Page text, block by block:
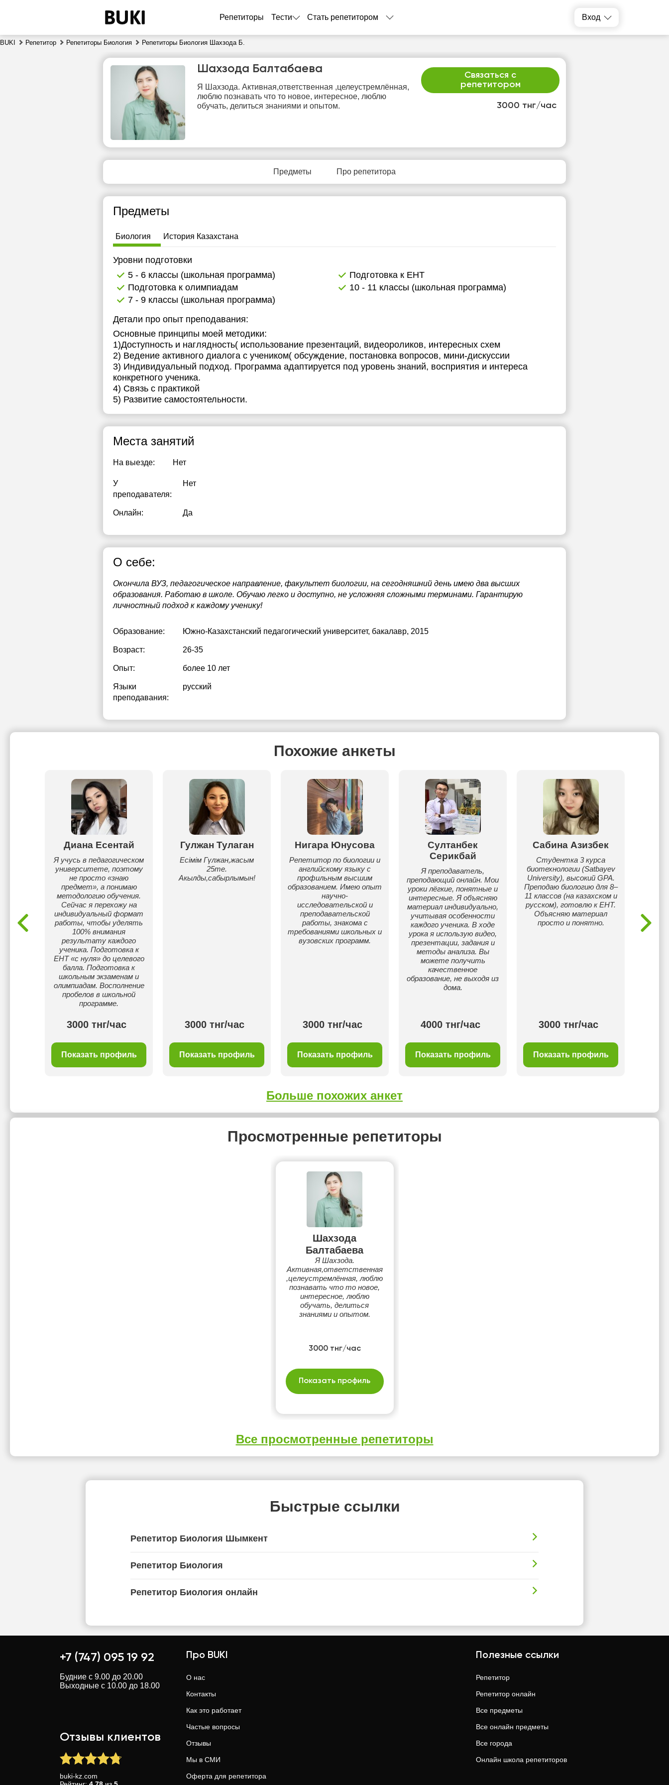
Репетиторы Тести Стать репетитором Вход
BUKI Репетитор Репетиторы Биология Репетиторы Биология Шахзода Б.
3000 тнг/час
Связаться с
репетитором
Шахзода Балтабаева
Я Шахзода. Активная,ответственная ,целеустремлённая,
люблю познавать что то новое, интересное, люблю
обучать, делиться знаниями и опытом.
Предметы Про репетитора
Предметы
Биология История Казахстана
Уровни подготовки
5 - 6 классы (школьная программа)
Подготовка к ЕНТ
Подготовка к олимпиадам
10 - 11 классы (школьная программа)
7 - 9 классы (школьная программа)
Детали про опыт преподавания:
Основные принципы моей методики:
1)Доступность и наглядность( использование презентаций, видеороликов, интересных схем
2) Ведение активного диалога с учеником( обсуждение, постановка вопросов, мини-дискуссии
3) Индивидуальный подход. Программа адаптируется под уровень знаний, восприятия и интереса
конкретного ученика.
4) Связь с практикой
5) Развитие самостоятельности.
Места занятий
На выезде: Нет
У
преподавателя:
Нет
Онлайн: Да
О себе:
Окончила ВУЗ, педагогическое направление, факультет биологии, на сегодняшний день имею два высших
образования. Работаю в школе. Обучаю легко и доступно, не усложняя сложными терминами. Гарантирую
личностный подход к каждому ученику!
Образование: Южно-Казахстанский педагогический университет, бакалавр, 2015
Возраст: 26-35
Опыт: более 10 лет
Языки
преподавания:
русский
Похожие анкеты
Диана Есентай
Я учусь в педагогическом
университете, поэтому
не просто «знаю
предмет», а понимаю
методологию обучения.
Сейчас я перехожу на
индивидуальный формат
работы, чтобы уделять
100% внимания
результату каждого
ученика. Подготовка к
ЕНТ «с нуля» до целевого
балла. Подготовка к
школьным экзаменам и
олимпиадам. Восполнение
пробелов в школьной
программе.
3000 тнг/час
Показать профиль
Гулжан Тулаган
Есімім Гүлжан,жасым
25те.
Акылды,сабырлымын!
3000 тнг/час
Показать профиль
Нигара Юнусова
Pепетитор по биологии и
английскому языку с
профильным высшим
образованием. Имею опыт
научно-
исследовательской и
преподавательской
работы, знакома с
требованиями школьных и
вузовских программ.
3000 тнг/час
Показать профиль
Султанбек
Серикбай
Я преподаватель,
преподающий онлайн. Мои
уроки лёгкие, понятные и
интересные. Я объясняю
материал индивидуально,
учитывая особенности
каждого ученика. В ходе
урока я использую видео,
презентации, задания и
методы анализа. Вы
можете получить
качественное
образование, не выходя из
дома.
4000 тнг/час
Показать профиль
Сабина Азизбек
Студентка 3 курса
биотехнологии (Satbayev
University), высокий GPA.
Преподаю биологию для 8–
11 классов (на казахском и
русском), готовлю к ЕНТ.
Объясняю материал
просто и понятно.
3000 тнг/час
Показать профиль
Больше похожих анкет
Просмотренные репетиторы
Шахзода
Балтабаева
Я Шахзода.
Активная,ответственная
,целеустремлённая, люблю
познавать что то новое,
интересное, люблю
обучать, делиться
знаниями и опытом.
3000 тнг/час
Показать профиль
Все просмотренные репетиторы
Быстрые ссылки
Репетитор Биология Шымкент
Репетитор Биология
Репетитор Биология онлайн
пт
7
8
9
10
11
12
13
свободных
свободных
Нет
свободных
Нет
свободных
Нет
свободных
свободных
свободных
+7 (747) 095 19 92
Будние с 9.00 до 20.00
Выходные с 10.00 до 18.00
Отзывы клиентов
buki-kz.com
Про BUKI
О нас
Контакты
Как это работает
Частые вопросы
Отзывы
Мы в СМИ
Оферта для репетитора
Полезные ссылки
Репетитор
Репетитор онлайн
Все предметы
Все онлайн предметы
Все города
Онлайн школа репетиторов